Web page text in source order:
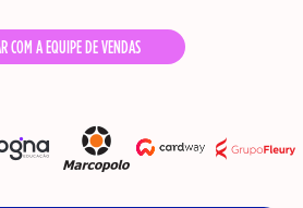
COM A EQUIPE DE VENDAS